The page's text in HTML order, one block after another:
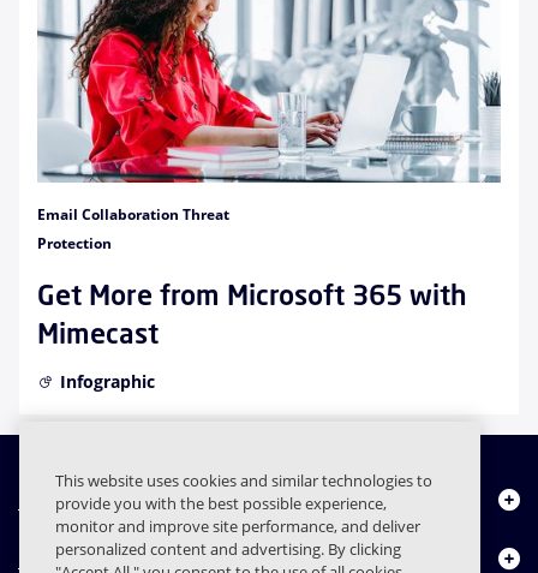
Email Collaboration Threat
Protection
Get More from Microsoft 365 with
Mimecast
Infographic
Quiénes somos
Productos
This website uses cookies and similar technologies to
provide you with the best possible experience,
monitor and improve site performance, and deliver
personalized content and advertising. By clicking